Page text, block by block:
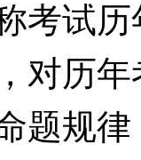
考试
对历
题规